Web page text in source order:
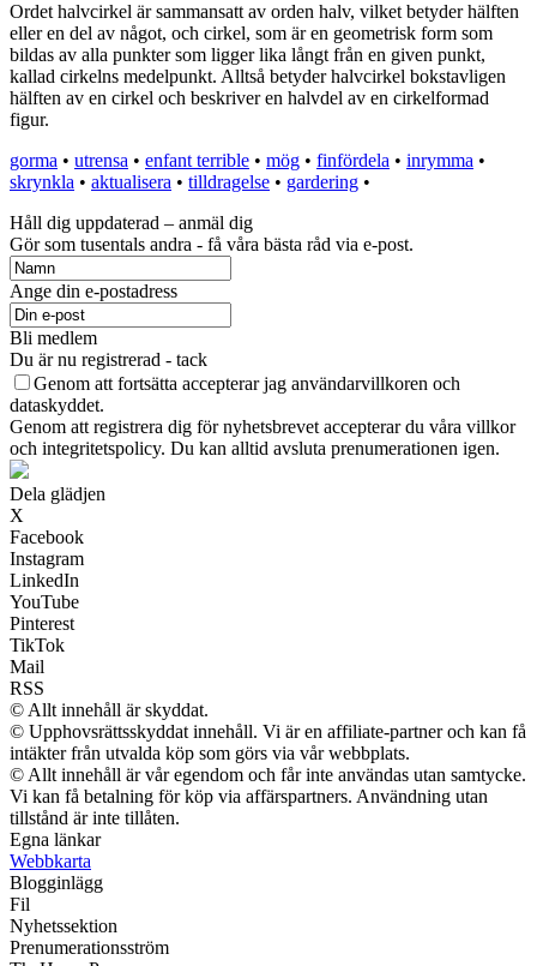
Ordet halvcirkel är sammansatt av orden halv, vilket betyder hälften
eller en del av något, och cirkel, som är en geometrisk form som
bildas av alla punkter som ligger lika långt från en given punkt,
kallad cirkelns medelpunkt. Alltså betyder halvcirkel bokstavligen
hälften av en cirkel och beskriver en halvdel av en cirkelformad
figur.
gorma • utrensa • enfant terrible • mög • finfördela • inrymma •
skrynkla • aktualisera • tilldragelse • gardering •
Håll dig uppdaterad – anmäl dig
Gör som tusentals andra - få våra bästa råd via e-post.
Ange din e-postadress
Bli medlem
Du är nu registrerad - tack
Genom att fortsätta accepterar jag användarvillkoren och
dataskyddet.
Genom att registrera dig för nyhetsbrevet accepterar du våra villkor
och integritetspolicy. Du kan alltid avsluta prenumerationen igen.
Dela glädjen
X
Facebook
Instagram
LinkedIn
YouTube
Pinterest
TikTok
Mail
RSS
© Allt innehåll är skyddat.
© Upphovsrättsskyddat innehåll. Vi är en affiliate-partner och kan få
intäkter från utvalda köp som görs via vår webbplats.
© Allt innehåll är vår egendom och får inte användas utan samtycke.
Vi kan få betalning för köp via affärspartners. Användning utan
tillstånd är inte tillåten.
Egna länkar
Webbkarta
Blogginlägg
Fil
Nyhetssektion
Prenumerationsström